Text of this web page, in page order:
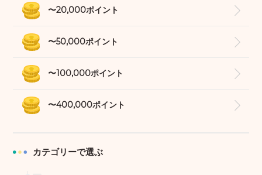
〜20,000ポイント
〜50,000ポイント
〜100,000ポイント
〜400,000ポイント
カテゴリーで選ぶ